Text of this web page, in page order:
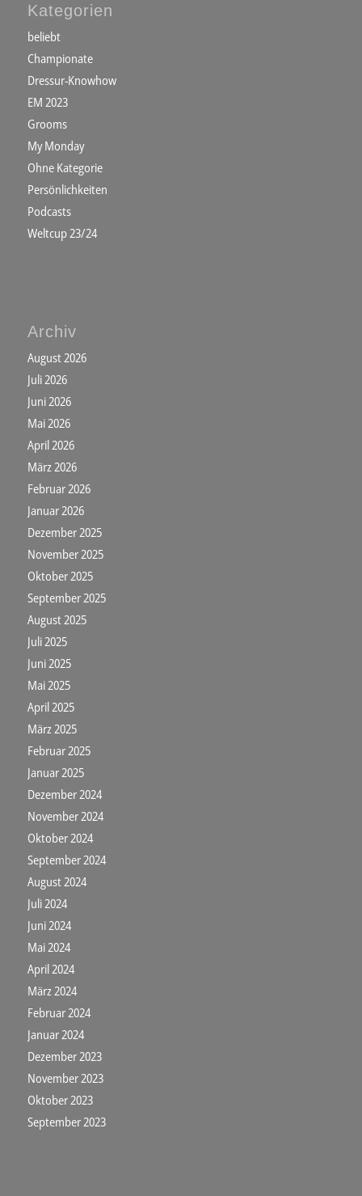
Kategorien
beliebt
Championate
Dressur-Knowhow
EM 2023
Grooms
My Monday
Ohne Kategorie
Persönlichkeiten
Podcasts
Weltcup 23/24
Archiv
August 2026
Juli 2026
Juni 2026
Mai 2026
April 2026
März 2026
Februar 2026
Januar 2026
Dezember 2025
November 2025
Oktober 2025
September 2025
August 2025
Juli 2025
Juni 2025
Mai 2025
April 2025
März 2025
Februar 2025
Januar 2025
Dezember 2024
November 2024
Oktober 2024
September 2024
August 2024
Juli 2024
Juni 2024
Mai 2024
April 2024
März 2024
Februar 2024
Januar 2024
Dezember 2023
November 2023
Oktober 2023
September 2023